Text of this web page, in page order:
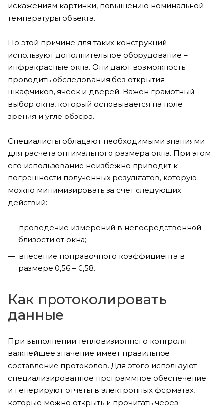
искажениям картинки, повышению номинальной
температуры объекта.
По этой причине для таких конструкций
используют дополнительное оборудование –
инфракрасные окна. Они дают возможность
проводить обследования без открытия
шкафчиков, ячеек и дверей. Важен грамотный
выбор окна, который основывается на поле
зрения и угле обзора.
Специалисты обладают необходимыми знаниями
для расчета оптимального размера окна. При этом
его использование неизбежно приводит к
погрешности полученных результатов, которую
можно минимизировать за счет следующих
действий:
проведение измерений в непосредственной
близости от окна;
внесение поправочного коэффициента в
размере 0,56 – 0,58.
Как протоколировать
данные
При выполнении тепловизионного контроля
важнейшее значение имеет правильное
составление протоколов. Для этого используют
специализированное программное обеспечение
и генерируют отчеты в электронных форматах,
которые можно открыть и прочитать через